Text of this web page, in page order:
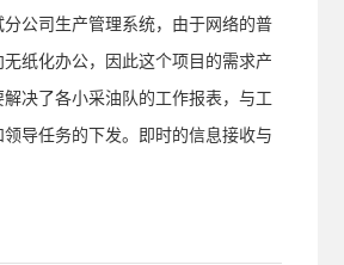
公司生产管理系统，由于网络的普
纸化办公，因此这个项目的需求产
决了各小采油队的工作报表，与工
导任务的下发。即时的信息接收与